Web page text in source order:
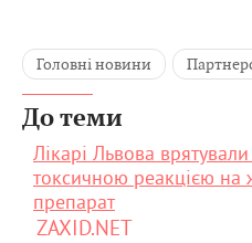
Головні новини
До теми
Лікарі Львова
токсичною реакцією на
препарат
ZAXID.NET